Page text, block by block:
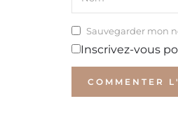
Sauvegarder mon
Inscrivez-vous